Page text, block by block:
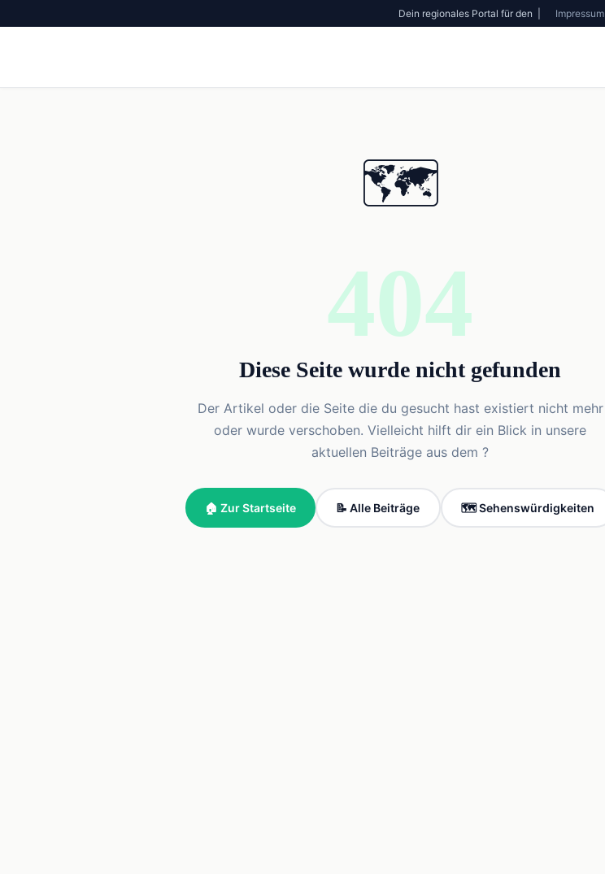
Dein regionales Portal für den | Impressum
🗺️
404
Diese Seite wurde nicht gefunden
Der Artikel oder die Seite die du gesucht hast existiert nicht mehr
oder wurde verschoben. Vielleicht hilft dir ein Blick in unsere
aktuellen Beiträge aus dem ?
🏠 Zur Startseite 📝 Alle Beiträge 🗺️ Sehenswürdigkeiten